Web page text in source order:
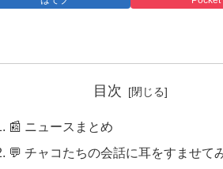
目次
📰 ニュースまとめ
💬 チャコたちの会話に耳をすませて